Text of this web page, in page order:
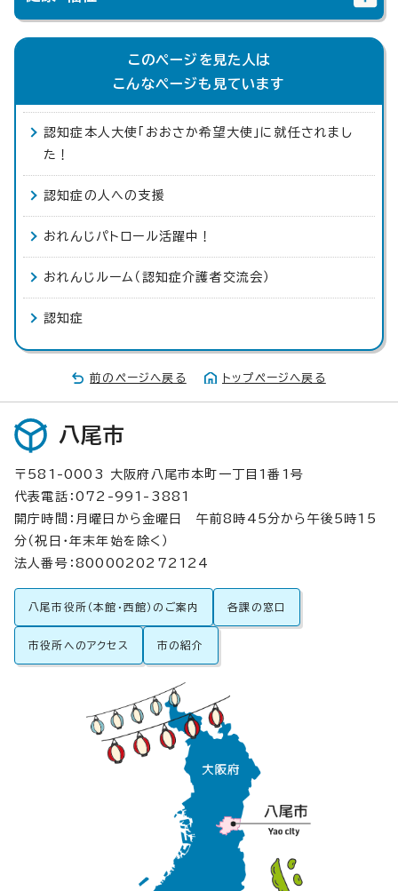
このページを見た人は
こんなページも見ています
認知症本人大使「おおさか希望大使」に就任されまし
た！
認知症の人への支援
おれんじパトロール活躍中！
おれんじルーム（認知症介護者交流会）
認知症
前のページへ戻る トップページへ戻る
八尾市
〒581-0003 大阪府八尾市本町一丁目1番1号
代表電話：072-991-3881
開庁時間：月曜日から金曜日 午前8時45分から午後5時15
分（祝日・年末年始を除く）
法人番号：8000020272124
八尾市役所（本館・西館）のご案内 各課の窓口
市役所へのアクセス 市の紹介